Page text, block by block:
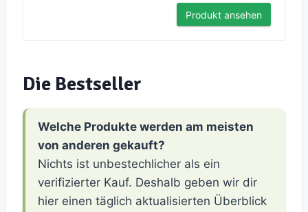
Produkt ansehen
Die Bestseller
Welche Produkte werden am meisten
von anderen gekauft?
Nichts ist unbestechlicher als ein
verifizierter Kauf. Deshalb geben wir dir
hier einen täglich aktualisierten Überblick